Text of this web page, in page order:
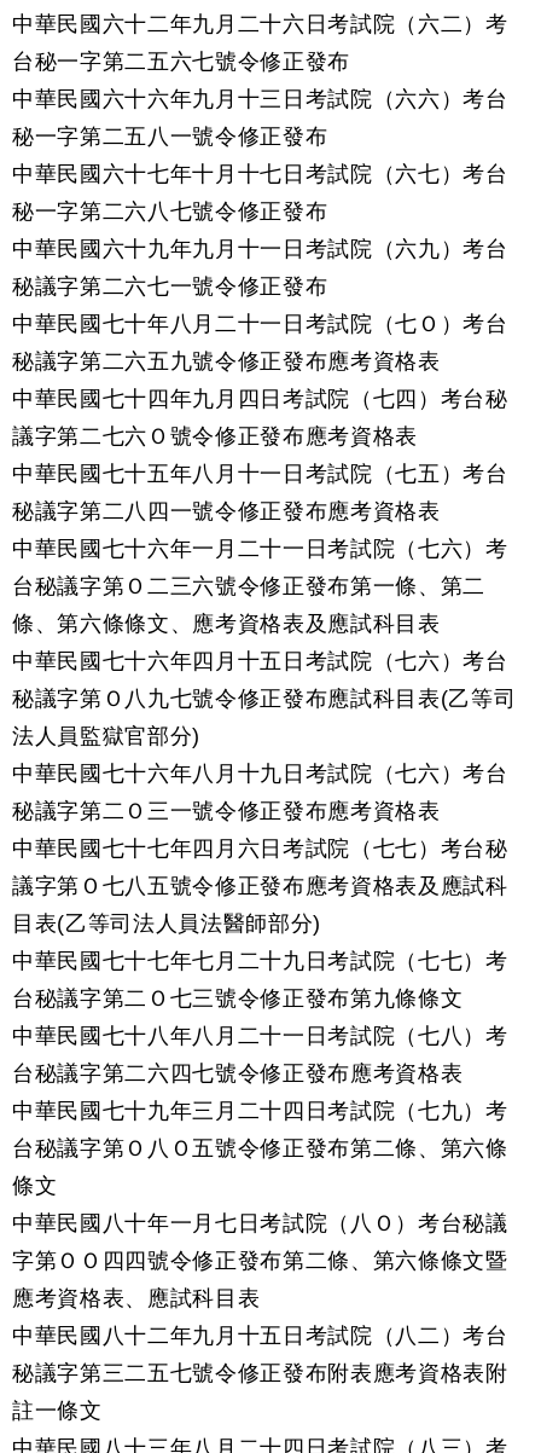
中華民國六十二年九月二十六日考試院（六二）考
台秘一字第二五六七號令修正發布
中華民國六十六年九月十三日考試院（六六）考台
秘一字第二五八一號令修正發布
中華民國六十七年十月十七日考試院（六七）考台
秘一字第二六八七號令修正發布
中華民國六十九年九月十一日考試院（六九）考台
秘議字第二六七一號令修正發布
中華民國七十年八月二十一日考試院（七Ｏ）考台
秘議字第二六五九號令修正發布應考資格表
中華民國七十四年九月四日考試院（七四）考台秘
議字第二七六Ｏ號令修正發布應考資格表
中華民國七十五年八月十一日考試院（七五）考台
秘議字第二八四一號令修正發布應考資格表
中華民國七十六年一月二十一日考試院（七六）考
台秘議字第Ｏ二三六號令修正發布第一條、第二
條、第六條條文、應考資格表及應試科目表
中華民國七十六年四月十五日考試院（七六）考台
秘議字第Ｏ八九七號令修正發布應試科目表(乙等司
法人員監獄官部分)
中華民國七十六年八月十九日考試院（七六）考台
秘議字第二Ｏ三一號令修正發布應考資格表
中華民國七十七年四月六日考試院（七七）考台秘
議字第Ｏ七八五號令修正發布應考資格表及應試科
目表(乙等司法人員法醫師部分)
中華民國七十七年七月二十九日考試院（七七）考
台秘議字第二Ｏ七三號令修正發布第九條條文
中華民國七十八年八月二十一日考試院（七八）考
台秘議字第二六四七號令修正發布應考資格表
中華民國七十九年三月二十四日考試院（七九）考
台秘議字第Ｏ八Ｏ五號令修正發布第二條、第六條
條文
中華民國八十年一月七日考試院（八Ｏ）考台秘議
字第ＯＯ四四號令修正發布第二條、第六條條文暨
應考資格表、應試科目表
中華民國八十二年九月十五日考試院（八二）考台
秘議字第三二五七號令修正發布附表應考資格表附
註一條文
中華民國八十三年八月二十四日考試院（八三）考